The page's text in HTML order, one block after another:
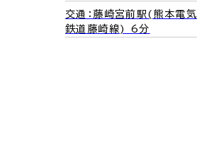
交通：藤崎宮前駅(熊本電気
鉄道藤崎線) 6分